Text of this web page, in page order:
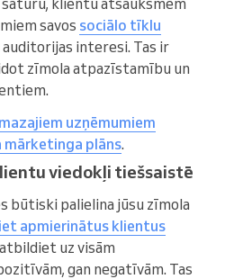
savos sociālo tīklu
interesi. Tas ir
zīmola atpazīstamību un
uzņēmumiem
mārketinga plāns.
viedokļi tiešsaistē
būtiski palielina jūsu zīmola
apmierinātus klientus
uz visām
gan negatīvām. Tas